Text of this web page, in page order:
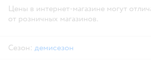
Цены в интернет-магазине могут
от розничных магазинов.
Сезон: демисезон